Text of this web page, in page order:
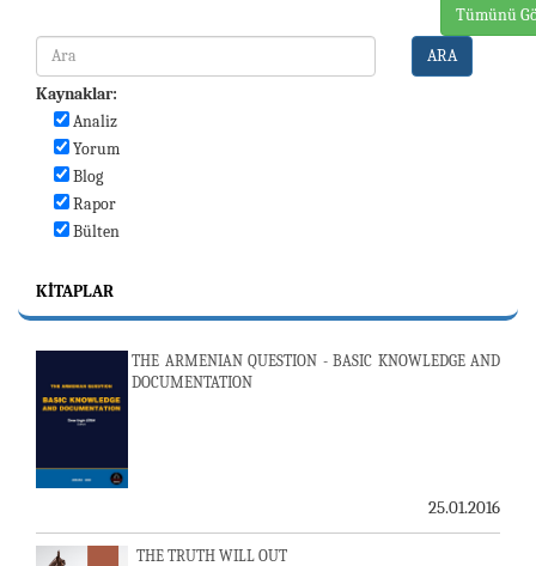
Tümünü
ARA
Kaynaklar:
Analiz
Yorum
Blog
Rapor
Bülten
KITAPLAR
THE ARMENIAN QUESTION - BASIC KNOWLEDGE AND
DOCUMENTATION
25.01.2016
THE TRUTH WILL OUT